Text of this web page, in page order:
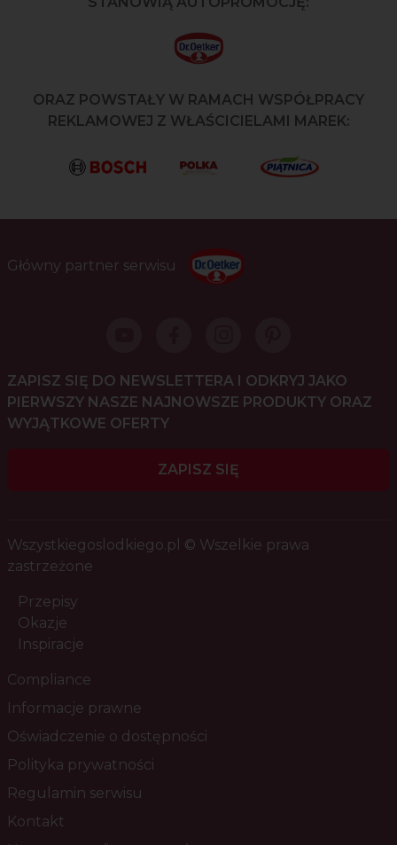
ORAZ POWSTAŁY W RAMACH WSPÓŁPRACY
REKLAMOWEJ Z WŁAŚCICIELAMI MAREK:
Główny partner serwisu
ZAPISZ SIĘ DO NEWSLETTERA I ODKRYJ JAKO
PIERWSZY NASZE NAJNOWSZE PRODUKTY ORAZ
WYJĄTKOWE OFERTY
ZAPISZ SIĘ
Wszystkiegoslodkiego.pl © Wszelkie prawa
zastrzeżone
Przepisy
Okazje
Inspiracje
Compliance
Informacje prawne
Oświadczenie o dostępności
Polityka prywatności
Regulamin serwisu
Kontakt